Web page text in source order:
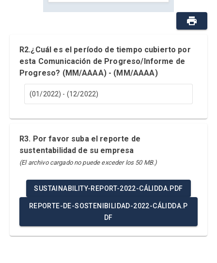
R2.¿Cuál es el período de tiempo cubierto por
esta Comunicación de Progreso/Informe de
Progreso? (MM/AAAA) - (MM/AAAA)
(01/2022) - (12/2022)
R3. Por favor suba el reporte de
sustentabilidad de su empresa
(El archivo cargado no puede exceder los 50 MB.)
SUSTAINABILITY-REPORT-2022-CÁLIDDA.PDF
REPORTE-DE-SOSTENIBILIDAD-2022-CÁLIDDA.P
DF